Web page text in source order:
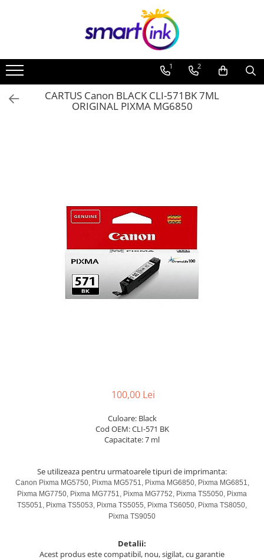
1 2
CARTUS Canon BLACK CLI-571BK 7ML
ORIGINAL PIXMA MG6850
100,00 Lei
Culoare: Black
Cod OEM: CLI-571 BK
Capacitate: 7 ml
Se utilizeaza pentru urmatoarele tipuri de imprimanta:
Canon Pixma MG5750, Pixma MG5751, Pixma MG6850, Pixma MG6851,
Pixma MG7750, Pixma MG7751, Pixma MG7752, Pixma TS5050, Pixma
TS5051, Pixma TS5053, Pixma TS5055, Pixma TS6050, Pixma TS8050,
Pixma TS9050
Detalii:
Acest produs este compatibil, nou, sigilat, cu garantie